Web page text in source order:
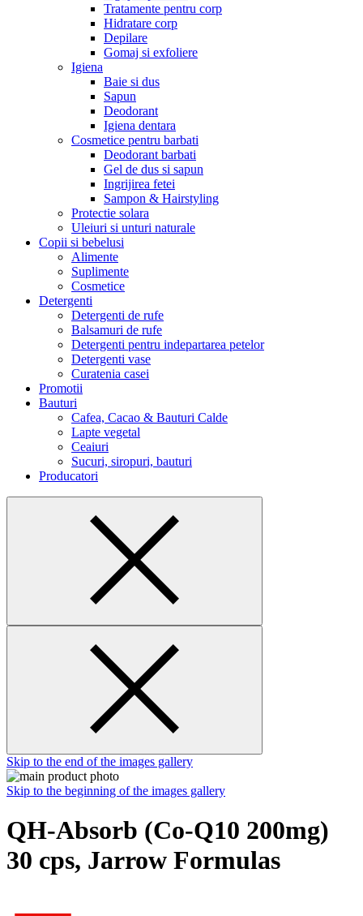
Tratamente pentru corp
Hidratare corp
Depilare
Gomaj si exfoliere
Igiena
Baie si dus
Sapun
Deodorant
Igiena dentara
Cosmetice pentru barbati
Deodorant barbati
Gel de dus si sapun
Ingrijirea fetei
Sampon & Hairstyling
Protectie solara
Uleiuri si unturi naturale
Copii si bebelusi
Alimente
Suplimente
Cosmetice
Detergenti
Detergenti de rufe
Balsamuri de rufe
Detergenti pentru indepartarea petelor
Detergenti vase
Curatenia casei
Promotii
Bauturi
Cafea, Cacao & Bauturi Calde
Lapte vegetal
Ceaiuri
Sucuri, siropuri, bauturi
Producatori
Skip to the end of the images gallery
Skip to the beginning of the images gallery
QH-Absorb (Co-Q10 200mg)
30 cps, Jarrow Formulas